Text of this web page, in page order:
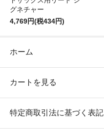
グネチャー
4,769円(税434円)
ホーム
カートを見る
特定商取引法に基づく表記